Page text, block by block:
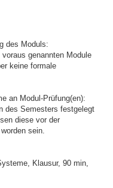
des Moduls:
genannten Module
keine formale
an Modul-Prüfung(en):
des Semesters festgelegt
diese vor der
sein.
Klausur, 90 min,